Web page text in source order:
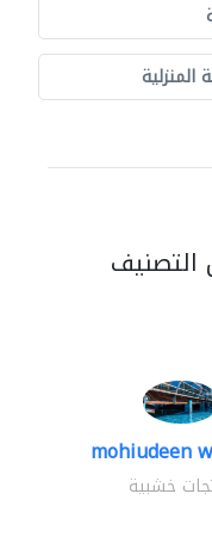
التصنيف
mohiudeen
خشبية